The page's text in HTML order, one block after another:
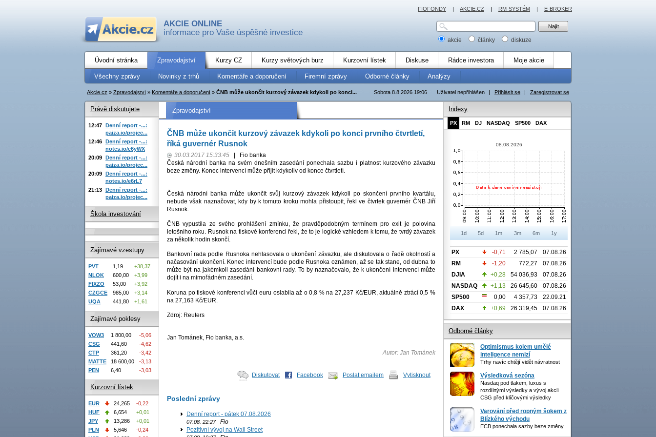
AKCIE ONLINE
informace pro Vaše úspěšné investice
akcie články diskuze
Úvodní stránka Zpravodajství Kurzy CZ Kurzy světových burz Kurzovní lístek Diskuse Rádce investora Moje akcie
Všechny zprávy Novinky z trhů Komentáře a doporučení Firemní zprávy Odborné články Analýzy
Uživatel nepřihlášen | Přihlásit se | Zaregistrovat se
Sobota 8.8.2026 19:06
Akcie.cz » Zpravodajství » Komentáře a doporučení » ČNB může ukončit kurzový závazek kdykoli po konci...
Zpravodajství
ČNB může ukončit kurzový závazek kdykoli po konci prvního čtvrtletí,
říká guvernér Rusnok
30.03.2017 15:33:45
Fio banka
Česká národní banka na svém dnešním zasedání ponechala sazbu i platnost kurzového závazku
beze změny. Konec intervencí může přijít kdykoliv od konce čtvrtletí.
Česká národní banka může ukončit svůj kurzový závazek kdykoli po skončení prvního kvartálu,
nebude však naznačovat, kdy by k tomuto kroku mohla přistoupit, řekl ve čtvrtek guvernér ČNB Jiří
Rusnok.
ČNB vypustila ze svého prohlášení zmínku, že pravděpodobným termínem pro exit je polovina
letošního roku. Rusnok na tiskové konferenci řekl, že to je logické vzhledem k tomu, že tvrdý závazek
za několik hodin skončí.
Bankovní rada podle Rusnoka nehlasovala o ukončení závazku, ale diskutovala o řadě okolností a
načasování ukončení. Konec intervencí bude podle Rusnoka oznámen, až se tak stane, od dubna to
může být na jakémkoli zasedání bankovní rady. To by naznačovalo, že k ukončení intervencí může
dojít i na mimořádném zasedání.
Koruna po tiskové konferenci vůči euru oslabila až o 0,8 % na 27,237 Kč/EUR, aktuálně ztrácí 0,5 %
na 27,163 Kč/EUR.
Zdroj: Reuters
Jan Tománek, Fio banka, a.s.
Autor: Jan Tománek
Diskutovat Facebook Poslat emailem Vytisknout
Poslední zprávy
Denní report - pátek 07.08.2026
07.08. 22:27Fio
Pozitivní vývoj na Wall Street
Právě diskutujete
12:47 Denní report -...:
paiza.io/projec...
12:46 Denní report -...:
notes.io/e6yWX
20:09 Denní report -...:
paiza.io/projec...
20:09 Denní report -...:
notes.io/e6rL7
21:13 Denní report -...:
paiza.io/projec...
Škola investování
Zajímavé vzestupy
PVT 1,19
+38,37
NLOK
600,00
+3,99
FIXZO
53,00
+3,92
CZGCE
985,00
+3,14
UQA
441,80 +1,61
Zajímavé poklesy
VOW3 1 800,00
-5,06
CSG
441,60
-4,62
CTP
361,20
-3,42
MATTE
18 600,00
-3,13
PEN
6,40 -3,03
Kurzovní lístek
EUR 24,265
-0,22
HUF
6,654
+0,01
JPY
13,286
+0,01
PLN
5,646
-0,24
Indexy
PX RM DJ NASDAQ SP500 DAX
08.08.2026
1d 5d 1m 3m 6m 1y
PX -0,71 2 785,07
07.08.26
RM
-1,20 772,27
07.08.26
DJIA
+0,28 54 036,93
07.08.26
NASDAQ
+1,13 26 645,60
07.08.26
SP500
0,00 4 357,73
22.09.21
DAX
+0,69 26 319,45 07.08.26
Odborné články
Optimismus kolem umělé
inteligence nemizí
Trhy navíc chtějí vidět návratnost
Výsledková sezóna
Nasdaq pod tlakem, luxus s
rozdílnými výsledky a vývoj akcií
CSG před klíčovými výsledky
Varování před ropným šokem z
Blízkého východu
ECB ponechala sazby beze změny
FIOFONDY | AKCIE.CZ | RM-SYSTÉM | E-BROKER